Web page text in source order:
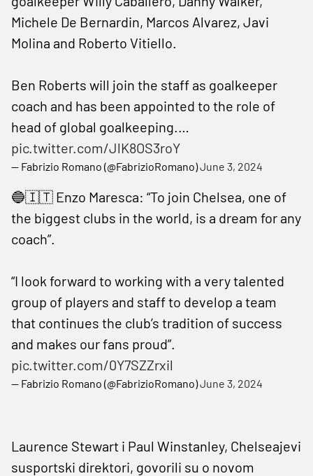
Michele De Bernardin, Marcos Alvarez, Javi
Molina and Roberto Vitiello.
Ben Roberts will join the staff as goalkeeper
coach and has been appointed to the role of
head of global goalkeeping.…
pic.twitter.com/JlK8OS3roY
— Fabrizio Romano (@FabrizioRomano)June 3, 2024
🔵🇮🇹 Enzo Maresca: “To join Chelsea, one of
the biggest clubs in the world, is a dream for any
coach”.
“I look forward to working with a very talented
group of players and staff to develop a team
that continues the club’s tradition of success
and makes our fans proud”.
pic.twitter.com/0Y7SZZrxil
— Fabrizio Romano (@FabrizioRomano)June 3, 2024
Laurence Stewart i Paul Winstanley, Chelseajevi
susportski direktori, govorili su o novom